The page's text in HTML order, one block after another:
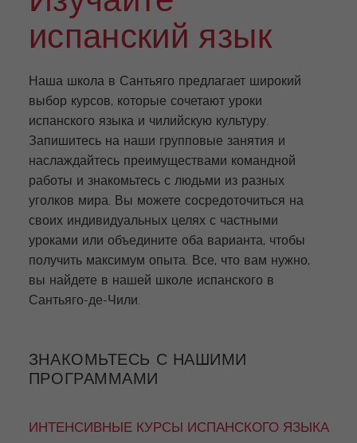
испанский язык
Наша школа в Сантьяго предлагает широкий
выбор курсов, которые сочетают уроки
испанского языка и чилийскую культуру.
Запишитесь на наши групповые занятия и
наслаждайтесь преимуществами командной
работы и знакомьтесь с людьми из разных
уголков мира. Вы можете сосредоточиться на
своих индивидуальных целях с частными
уроками или объедините оба варианта, чтобы
получить максимум опыта. Все, что вам нужно,
вы найдете в нашей школе испанского в
Сантьяго-де-Чили.
ЗНАКОМЬТЕСЬ С НАШИМИ
ПРОГРАММАМИ
ИНТЕНСИВНЫЕ КУРСЫ ИСПАНСКОГО ЯЗЫКА